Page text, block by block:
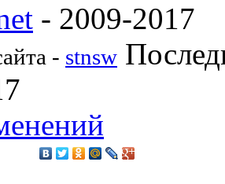
- 2009-2017
- stnsw